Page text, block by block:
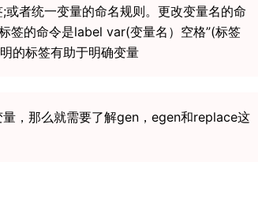
者统一变量的命名规则。更改变量名的命
签的命令是label var(变量名）空格”(标签
的标签有助于明确变量
，那么就需要了解gen，egen和replace这